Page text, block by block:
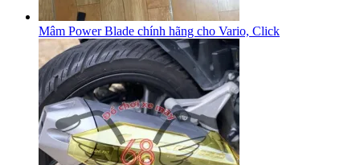
Mâm Power Blade chính hãng cho Vario, Click